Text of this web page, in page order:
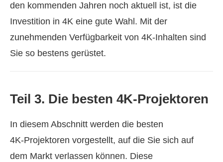
den kommenden Jahren noch aktuell ist, ist die
Investition in 4K eine gute Wahl. Mit der
zunehmenden Verfügbarkeit von 4K‑Inhalten sind
Sie so bestens gerüstet.
Teil 3. Die besten 4K‑Projektoren
In diesem Abschnitt werden die besten
4K‑Projektoren vorgestellt, auf die Sie sich auf
dem Markt verlassen können. Diese